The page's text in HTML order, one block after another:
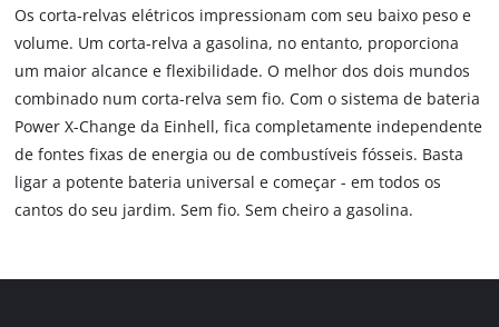
Os corta-relvas elétricos impressionam com seu baixo peso e
volume. Um corta-relva a gasolina, no entanto, proporciona
um maior alcance e flexibilidade. O melhor dos dois mundos
combinado num corta-relva sem fio. Com o sistema de bateria
Power X-Change da Einhell, fica completamente independente
de fontes fixas de energia ou de combustíveis fósseis. Basta
ligar a potente bateria universal e começar - em todos os
cantos do seu jardim. Sem fio. Sem cheiro a gasolina.